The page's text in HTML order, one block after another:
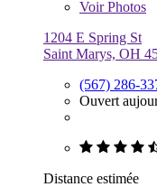
VoirPhotos
1204 E Spring St
Saint Marys, OH
(567) 286-
Ouvert
Distance estimée